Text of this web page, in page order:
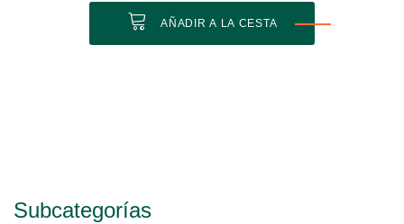
AÑADIR A LA CESTA
Subcategorías